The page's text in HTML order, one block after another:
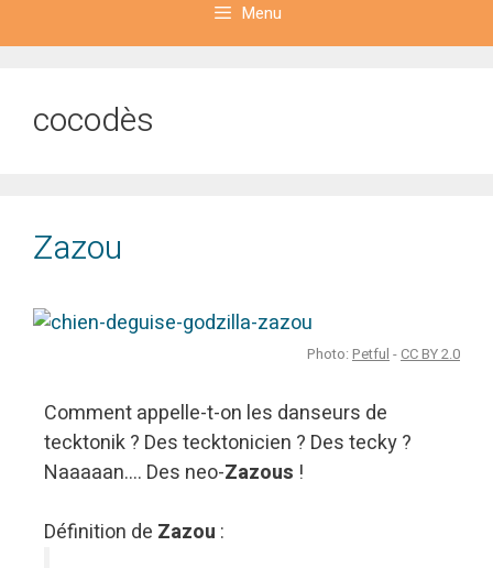
Menu
cocodès
Zazou
Photo: Petful - CC BY 2.0
Comment appelle-t-on les danseurs de
tecktonik ? Des tecktonicien ? Des tecky ?
Naaaaan…. Des neo-Zazous !
Définition de Zazou :